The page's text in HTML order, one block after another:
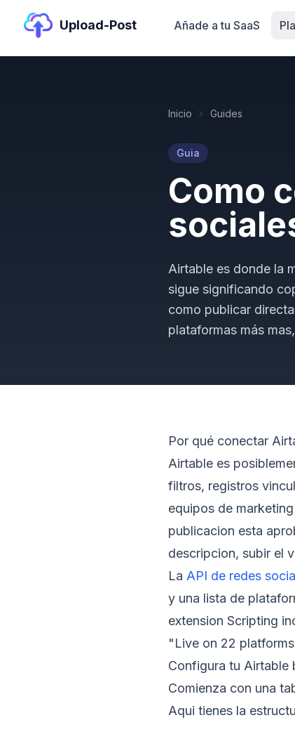
Upload-Post Añade a tu SaaS
Inicio Guides
Guia
Como
Airtable es donde la
sigue significando
como publicar
plataformas más
Por qué conectar
Airtable es
filtros, registros
equipos de
publicacion esta
descripcion, subir el
La API de redes
y una lista de
extension Scripting
"Live on 22
Configura tu Airtable
Comienza con una
Aqui tienes la